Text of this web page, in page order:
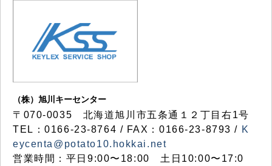
（株）旭川キーセンター
〒070-0035 北海道旭川市五条通１２丁目右1号
TEL：0166-23-8764 / FAX：0166-23-8793 / K
eycenta@potato10.hokkai.net
営業時間：平日9:00〜18:00 土日10:00〜17:0